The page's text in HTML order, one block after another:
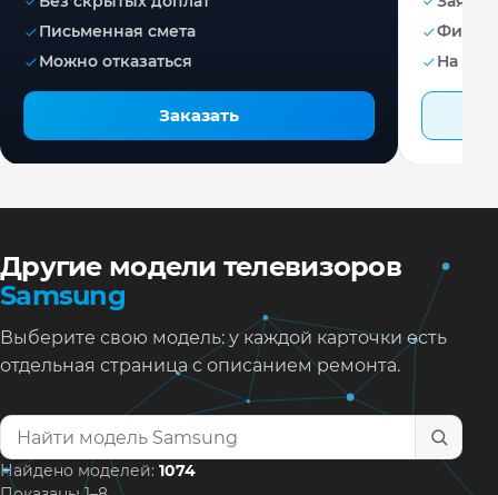
Письменная смета
Можно отказаться
Заказать
На
Другие модели телевизоров
Samsung
Выберите свою модель: у каждой карточки есть
отдельная страница с описанием ремонта.
Найти модель телевизора
Найдено моделей: 1074